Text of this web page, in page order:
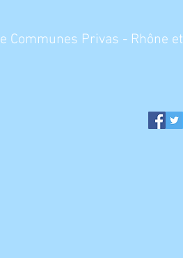
Communes Privas - Rhône et